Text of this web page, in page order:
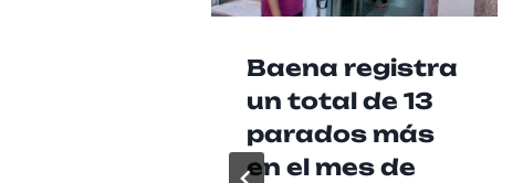
Baena registra
un total de 13
parados más
en el mes de